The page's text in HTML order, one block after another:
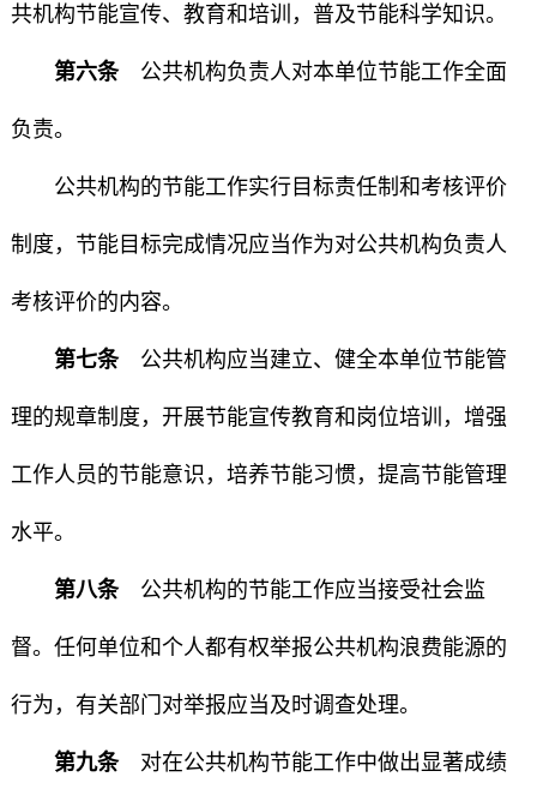
共机构节能宣传、教育和培训，普及节能科学知识。
第六条公共机构负责人对本单位节能工作全面
负责。
公共机构的节能工作实行目标责任制和考核评价
制度，节能目标完成情况应当作为对公共机构负责人
考核评价的内容。
第七条公共机构应当建立、健全本单位节能管
理的规章制度，开展节能宣传教育和岗位培训，增强
工作人员的节能意识，培养节能习惯，提高节能管理
水平。
第八条公共机构的节能工作应当接受社会监
督。任何单位和个人都有权举报公共机构浪费能源的
行为，有关部门对举报应当及时调查处理。
第九条对在公共机构节能工作中做出显著成绩